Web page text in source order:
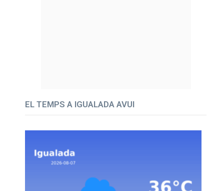
EL TEMPS A IGUALADA AVUI